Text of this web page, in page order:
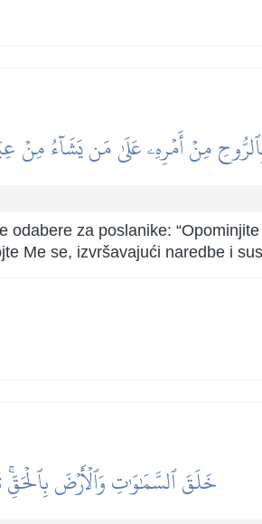
مِنۡ أَمۡرِهِۦ عَلَىٰ مَن يَشَآءُ مِنۡ
za poslanike:
Me se, izvršavajući naredbe i
خَلَقَ ٱلسَّمَٰوَٰتِ وَٱلۡأَرۡضَ